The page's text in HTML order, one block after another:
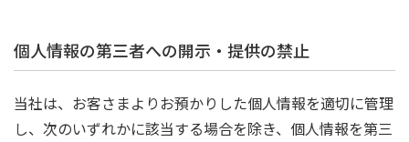
個人情報の第三者への開示・提供の禁止
当社は、お客さまよりお預かりした個人情報を適切に管理
し、次のいずれかに該当する場合を除き、個人情報を第三